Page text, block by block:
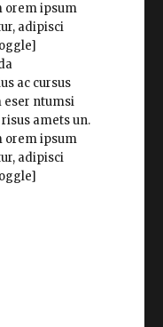
orem ipsum
adipisci
ac cursus
eser ntumsi
amets un.
orem ipsum
adipisci